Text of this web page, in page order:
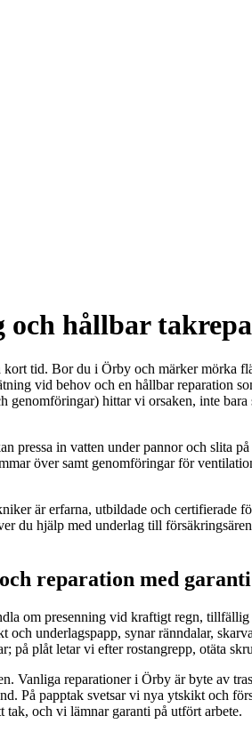
och hållbar
tid. Bor du i Örby och märker mörka
vid behov och en hållbar reparation
hittar vi orsaken, inte
pressa in vatten under pannor och slita
över samt genomföringar för
är erfarna, utbildade och
du hjälp med underlag till
reparation med garanti
om presenning vid kraftigt regn,
underlagspapp, synar ränndalar,
på plåt letar vi efter rostangrepp, otäta
Vanliga reparationer i Örby är byte av
På papptak svetsar vi nya ytskikt och
tak, och vi lämnar garanti på utfört arbete.